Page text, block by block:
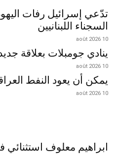
تدّعي إسرائيل رفات اليهود
السجناء اللبنانيين
10 août 2026
ينادي جومبلات بعلاقة
10 août 2026
يمكن أن يعود النفط
10 août 2026
ابراهيم معلوف